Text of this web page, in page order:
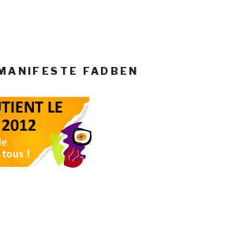
FADBEN